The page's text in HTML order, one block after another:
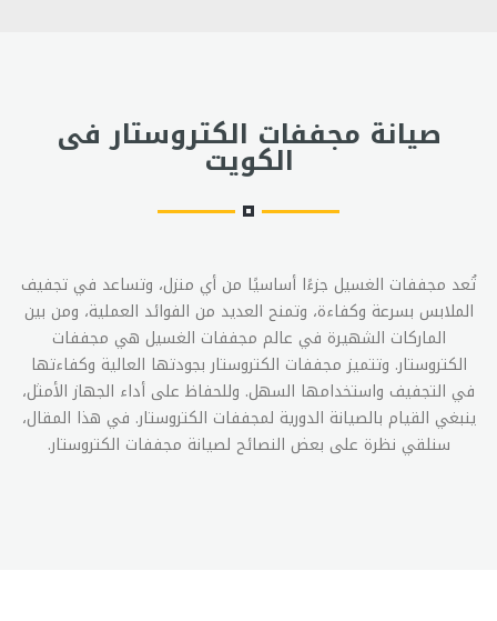
صيانة مجففات الكتروستار فى
الكويت
تُعد مجففات الغسيل جزءًا أساسيًا من أي منزل، وتساعد في تجفيف
الملابس بسرعة وكفاءة، وتمنح العديد من الفوائد العملية، ومن بين
الماركات الشهيرة في عالم مجففات الغسيل هي مجففات
الكتروستار. وتتميز مجففات الكتروستار بجودتها العالية وكفاءتها
في التجفيف واستخدامها السهل. وللحفاظ على أداء الجهاز الأمثل،
ينبغي القيام بالصيانة الدورية لمجففات الكتروستار. في هذا المقال،
سنلقي نظرة على بعض النصائح لصيانة مجففات الكتروستار.